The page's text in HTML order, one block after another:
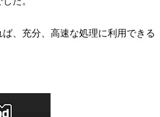
、充分、高速な処理に利用できる